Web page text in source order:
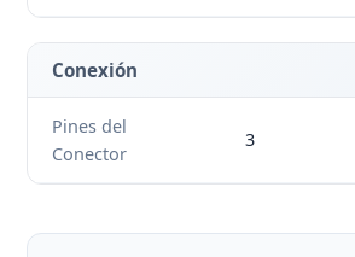
Conexión
Pines del
Conector
3